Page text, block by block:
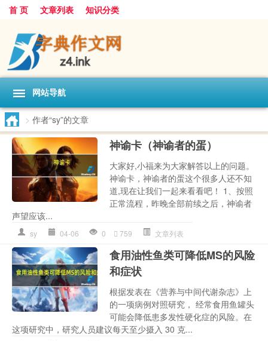
首 页 文章列表 知识分类
网站导航
> 作者“sy”的文章
神谕卡（神谕者的蛋）
大家好,小福来为大家解答以上的问题。
神谕卡，神谕者的蛋这个很多人还不知
道,现在让我们一起来看看吧！ 1、按照
正常流程，昨晚全部前续之后，神谕者
声望应该...
sy 04-06 0 759 文章列表
食用油性鱼类可降低MS的风险
和症状
根据发表在《营养与中间代谢杂志》上
的一项病例对照研究， 经常食用鱼罐头
可能会降低患多发性硬化症的风险。在
这项研究中，研究人员建议每天至少摄入 30 克...